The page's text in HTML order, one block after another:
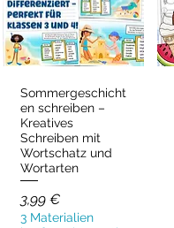
Schnellansicht
Sommergeschicht
en schreiben –
Kreatives
Schreiben mit
Wortschatz und
Wortarten
Preis
3,99 €
3 Materialien